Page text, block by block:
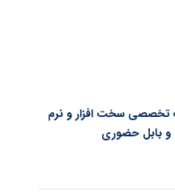
تخصصی سخت افزار و نرم
و بابل حضوری